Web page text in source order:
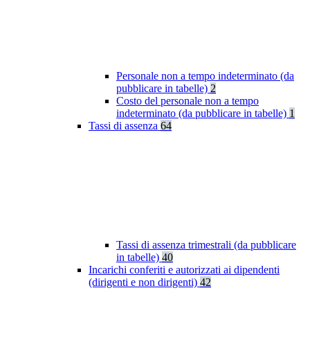
Personale non a tempo indeterminato (da
pubblicare in tabelle) 2
Costo del personale non a tempo
indeterminato (da pubblicare in tabelle) 1
Tassi di assenza 64
Tassi di assenza trimestrali (da pubblicare
in tabelle) 40
Incarichi conferiti e autorizzati ai dipendenti
(dirigenti e non dirigenti) 42